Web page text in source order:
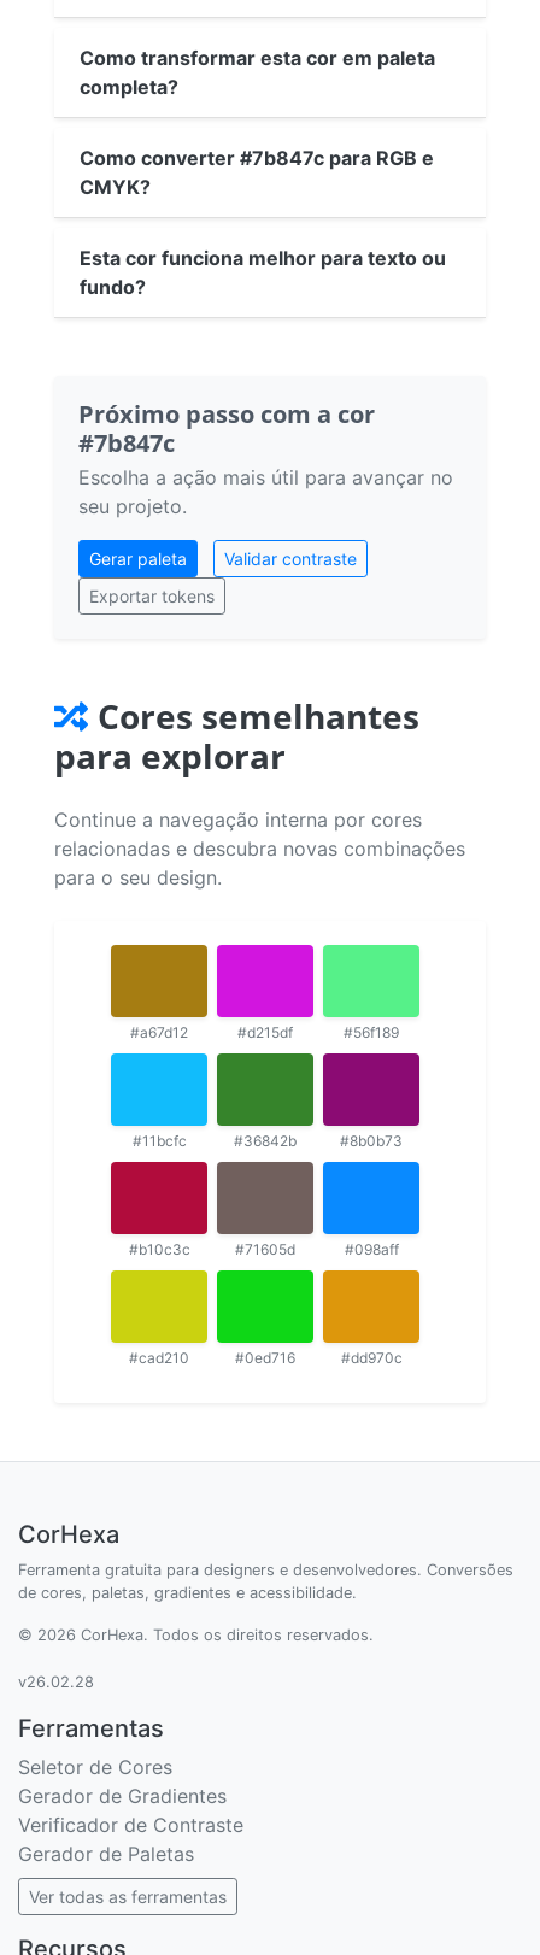
Como transformar esta cor em paleta
completa?
Como converter #7b847c para RGB e
CMYK?
Esta cor funciona melhor para texto ou
fundo?
Próximo passo com a cor
#7b847c
Escolha a ação mais útil para avançar no
seu projeto.
Gerar paleta
Validar contraste
Exportar tokens
Cores semelhantes
para explorar
Continue a navegação interna por cores
relacionadas e descubra novas combinações
para o seu design.
#a67d12 #d215df #56f189
#11bcfc #36842b #8b0b73
#b10c3c #71605d #098aff
#cad210 #0ed716 #dd970c
CorHexa
Ferramenta gratuita para designers e desenvolvedores. Conversões
de cores, paletas, gradientes e acessibilidade.
© 2026 CorHexa. Todos os direitos reservados.
v26.02.28
Ferramentas
Seletor de Cores
Gerador de Gradientes
Verificador de Contraste
Gerador de Paletas
Ver todas as ferramentas
Recursos